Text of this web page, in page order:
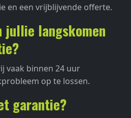
en een vrijblijvende offerte.
jullie langskomen
vaak binnen 24 uur
op te lossen.
garantie?